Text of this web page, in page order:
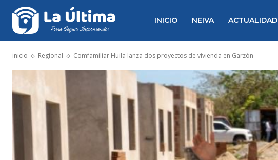
INICIO NEIVA ACTUALIDAD
inicio Regional Comfamiliar Huila lanza dos proyectos de vivienda en Garzón